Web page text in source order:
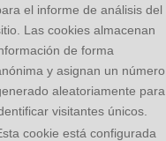
el informe de análisis del
Las cookies almacenan
de forma
y asignan un número
aleatoriamente para
visitantes únicos.
cookie está configurada